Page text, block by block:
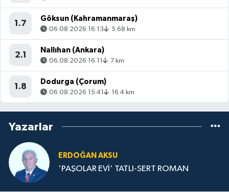
1.7
Göksun (Kahramanmaraş)
06.08.2026 16:13 5.68 km
2.1
Nallıhan (Ankara)
06.08.2026 16:11 7 km
1.8
Dodurga (Çorum)
06.08.2026 15:41 16.4 km
Yazarlar
ERDOĞAN AKSU
'PAŞOLAR EVİ' TATLI-SERT ROMAN